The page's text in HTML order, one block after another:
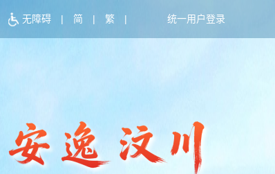
无障碍 | 简 | 繁 | 统一用户登录